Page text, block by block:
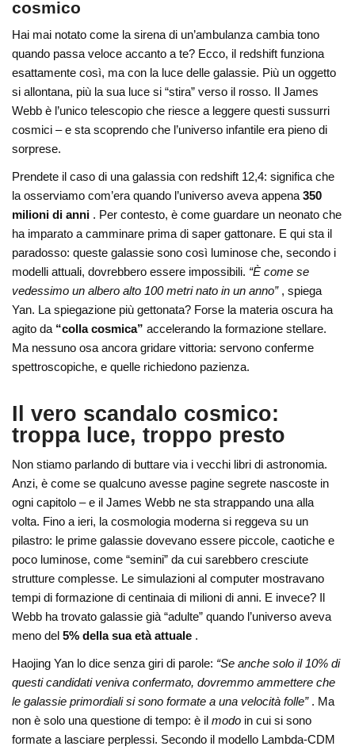
cosmico
Hai mai notato come la sirena di un’ambulanza cambia tono
quando passa veloce accanto a te? Ecco, il redshift funziona
esattamente così, ma con la luce delle galassie. Più un oggetto
si allontana, più la sua luce si “stira” verso il rosso. Il James
Webb è l’unico telescopio che riesce a leggere questi sussurri
cosmici – e sta scoprendo che l’universo infantile era pieno di
sorprese.
Prendete il caso di una galassia con redshift 12,4: significa che
la osserviamo com’era quando l’universo aveva appena350
milioni di anni . Per contesto, è come guardare un neonato che
ha imparato a camminare prima di saper gattonare. E qui sta il
paradosso: queste galassie sono così luminose che, secondo i
modelli attuali, dovrebbero essere impossibili. “È come se
vedessimo un albero alto 100 metri nato in un anno”, spiega
Yan. La spiegazione più gettonata? Forse la materia oscura ha
agito da “colla cosmica” accelerando la formazione stellare.
Ma nessuno osa ancora gridare vittoria: servono conferme
spettroscopiche, e quelle richiedono pazienza.
Il vero scandalo cosmico:
troppa luce, troppo presto
Non stiamo parlando di buttare via i vecchi libri di astronomia.
Anzi, è come se qualcuno avesse pagine segrete nascoste in
ogni capitolo – e il James Webb ne sta strappando una alla
volta. Fino a ieri, la cosmologia moderna si reggeva su un
pilastro: le prime galassie dovevano essere piccole, caotiche e
poco luminose, come “semini” da cui sarebbero cresciute
strutture complesse. Le simulazioni al computer mostravano
tempi di formazione di centinaia di milioni di anni. E invece? Il
Webb ha trovato galassie già “adulte” quando l’universo aveva
meno del5% della sua età attuale .
Haojing Yan lo dice senza giri di parole: “Se anche solo il 10% di
questi candidati veniva confermato, dovremmo ammettere che
le galassie primordiali si sono formate a una velocità folle”. Ma
non è solo una questione di tempo: è ilmodo in cui si sono
formate a lasciare perplessi. Secondo il modello Lambda-CDM